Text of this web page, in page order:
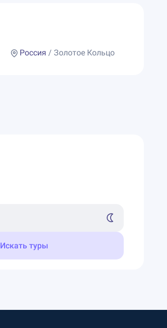
Россия / Золотое Кольцо
Искать туры